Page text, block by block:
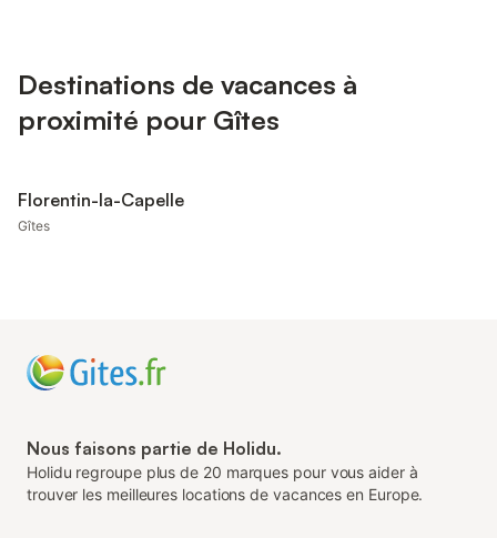
Destinations de vacances à
proximité pour Gîtes
Florentin-la-Capelle
Gîtes
Nous faisons partie de Holidu.
Holidu regroupe plus de 20 marques pour vous aider à
trouver les meilleures locations de vacances en Europe.